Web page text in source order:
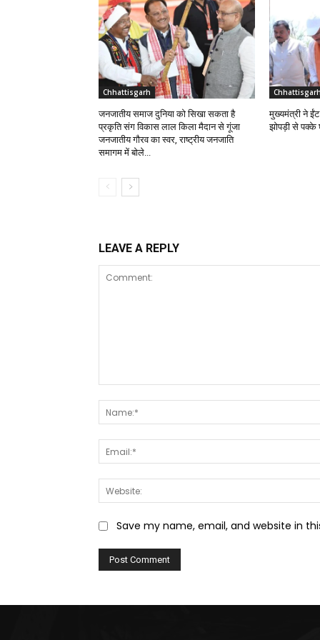
Chhattisgarh
जनजातीय समाज दुनिया को सिखा सकता है
प्रकृति संग विकास लाल किला मैदान से गूंजा
जनजातीय गौरव का स्वर, राष्ट्रीय जनजाति
समागम में बोले...
मुख्यमंत्री ने
झोपड़ी से पक्के
LEAVE A REPLY
Save my name, email, and website in